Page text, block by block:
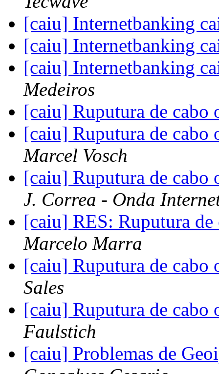
[caiu] Internetbanking
[caiu] Internetbanking
[caiu] Internetbanking
Medeiros
[caiu] Ruputura de
[caiu] Ruputura de
Marcel Vosch
[caiu] Ruputura de
J. Correa - Onda
[caiu] RES: Ruputura
Marcelo Marra
[caiu] Ruputura de
Sales
[caiu] Ruputura de
Faulstich
[caiu] Problemas de